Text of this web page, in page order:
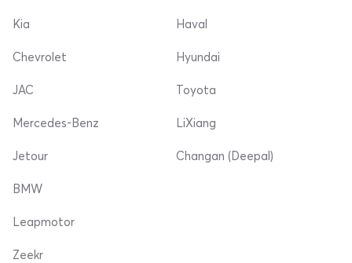
Kia
Chevrolet
Haval
Hyundai
JAC
Mercedes-Benz
Jetour
Toyota
LiXiang
Changan (Deepal)
BMW
Leapmotor
Zeekr